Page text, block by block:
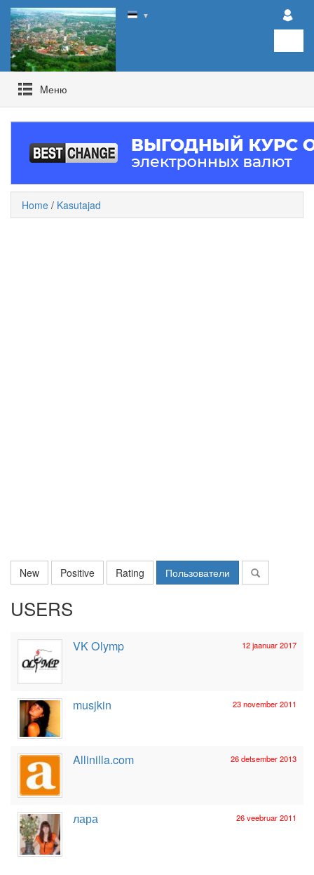
▼
Mеню
Home / Kasutajad
New Positive Rating Пользователи
USERS
12 jaanuar 2017
VK Olymp
23 november 2011
musjkin
26 detsember 2013
Allinilla.com
26 veebruar 2011
лара